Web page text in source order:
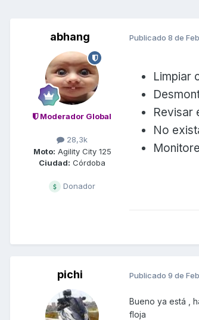
abhang
Moderador Global
28,3k
Moto: Agility City 125
Ciudad: Córdoba
Donador
Publicado 8 de
Limpiar
Revisar
No
pichi Publicado 9 de
Bueno ya está ,
floja